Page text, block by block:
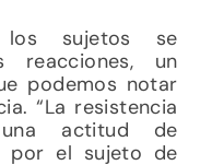
los sujetos se
reacciones, un
podemos notar
“La resistencia
actitud de
por el sujeto de